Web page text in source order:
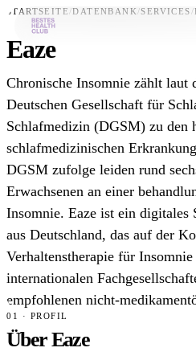
Datenbank
News
Für Unternehmen
STARTSEITE /DATENBANK /SERVICES /
Eaze
Chronische Insomnie zählt laut
Deutschen Gesellschaft für
Schlafmedizin (DGSM) zu den
schlafmedizinischen
DGSM zufolge leiden rund
Erwachsenen an einer
Insomnie. Eaze ist ein digitales
aus Deutschland, das auf der
Verhaltenstherapie für
internationalen
empfohlenen nicht-
01 · PROFIL
Über Eaze